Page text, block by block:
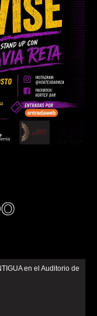
en el Auditorio de